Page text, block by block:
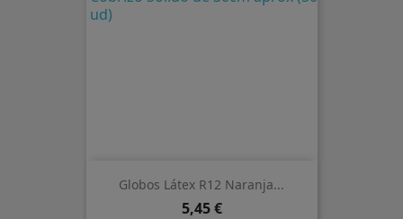
Globos Látex R12 Naranja...
Precio
5,45 €